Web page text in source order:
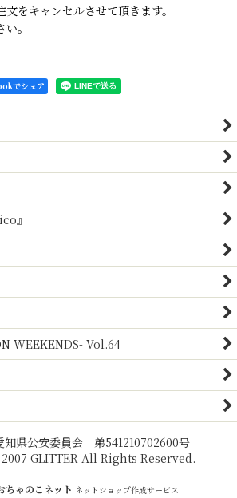
をキャンセルさせて頂きます。
。
でシェア
』
WEEKENDS- Vol.64
知県公安委員会 弟541210702600号
GLITTER All Rights Reserved.
ちゃのこネット ネットショップ作成サービス